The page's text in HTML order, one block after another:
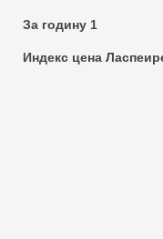
За годину 1
Индекс цена